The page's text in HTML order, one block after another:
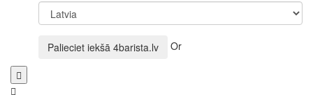
Palieciet iekšā 4barista.lv Or